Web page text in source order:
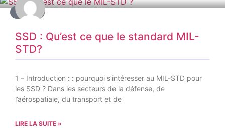
AUTRE
SSD : Qu’est ce que le standard MIL-
STD?
1 – Introduction : : pourquoi s’intéresser au MIL-STD pour
les SSD ? Dans les secteurs de la défense, de
l’aérospatiale, du transport et de
LIRE LA SUITE »